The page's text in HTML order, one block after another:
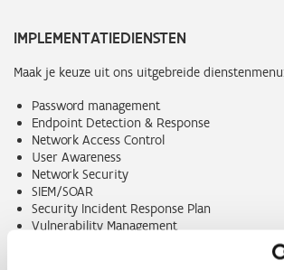
IMPLEMENTATIEDIENSTEN
Maak je keuze uit ons uitgebreide dienstenmenu:
Password management
Endpoint Detection & Response
Network Access Control
User Awareness
Network Security
SIEM/SOAR
Security Incident Response Plan
Vulnerability Management